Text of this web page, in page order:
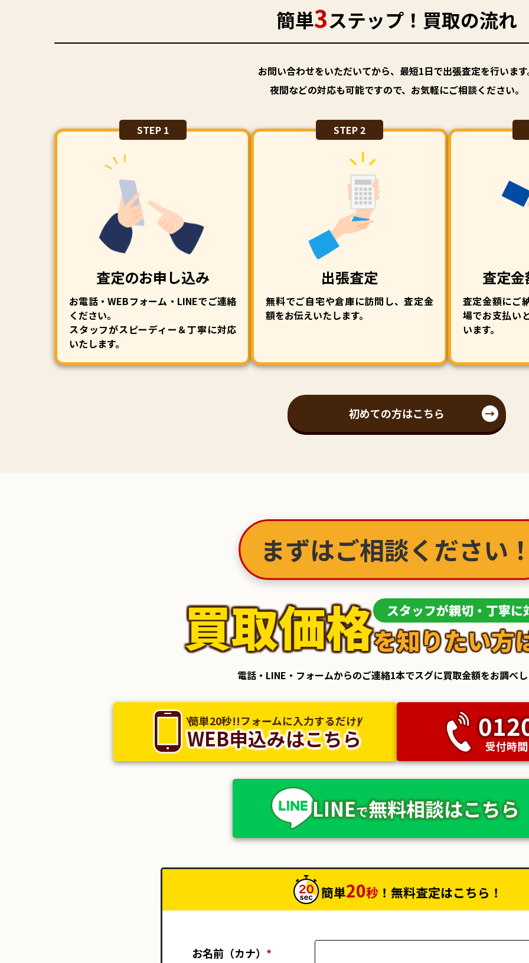
簡単3ステップ！買取の流れ
お問い合わせをいただいてから、最短1日で出張査定を行います
夜間などの対応も可能ですので、お気軽にご相談ください。
STEP 1
査定のお申し込み
お電話・WEBフォーム・LINEでご連絡
ください。
スタッフがスピーディー＆丁寧に対応
いたします。
STEP 2
出張査定
無料でご自宅や倉庫に訪問し、査定金
額をお伝えいたします。
査定
査定金額にご
場でお支払い
います。
初めての方はこちら
まずはご相談ください！
買取価格 スタッフが親切・丁寧に
を知りたい方
電話・LINE・フォームからのご連絡1本でスグに買取金額をお調べし
簡単20秒!!フォームに入力するだけ!
WEB申込みはこちら 受付時
LINEで無料相談はこちら
簡単20秒！無料査定はこちら！
お名前（カナ） *